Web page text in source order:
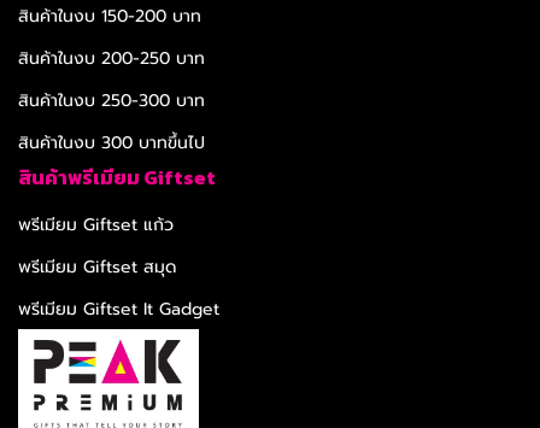
สินค้าในงบ 150-200 บาท
สินค้าในงบ 200-250 บาท
สินค้าในงบ 250-300 บาท
สินค้าในงบ 300 บาทขึ้นไป
สินค้าพรีเมียม Giftset
พรีเมียม Giftset แก้ว
พรีเมียม Giftset สมุด
พรีเมียม Giftset It Gadget